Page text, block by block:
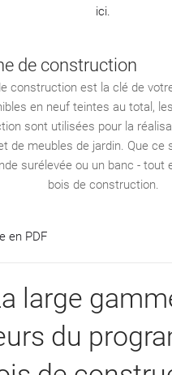
ici.
de construction
construction est la clé de
en neuf teintes au total,
sont utilisées pour la
de meubles de jardin. Que ce
surélevée ou un banc - tout
bois de construction.
en PDF
large
du